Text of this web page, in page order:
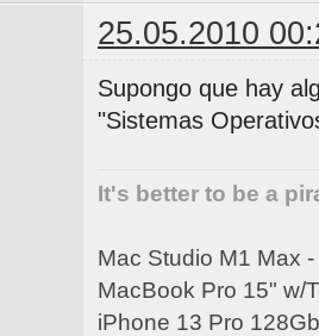
25.05.2010
Supongo que hay
"Sistemas
It's better to be a
Mac Studio M1 Max
MacBook Pro 15" w/
iPhone 13 Pro